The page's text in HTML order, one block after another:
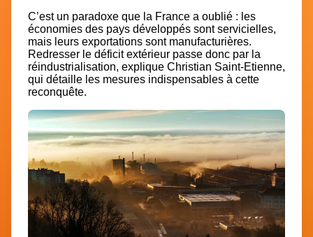
C’est un paradoxe que la France a oublié : les
économies des pays développés sont servicielles,
mais leurs exportations sont manufacturières.
Redresser le déficit extérieur passe donc par la
réindustrialisation, explique Christian Saint-Etienne,
qui détaille les mesures indispensables à cette
reconquête.